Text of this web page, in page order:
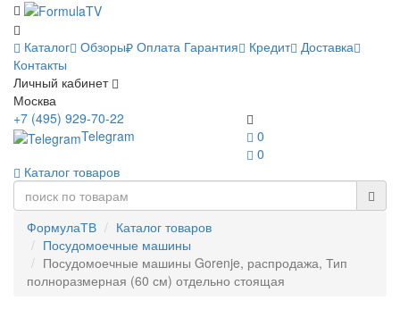
Каталог Обзоры Оплата Гарантия Кредит Доставка
Контакты
Личный кабинет
Москва
0
0
+7 (495) 929-70-22
Telegram
Каталог товаров
ФормулаТВ
Каталог товаров
Посудомоечные машины
Посудомоечные машины Gorenje, распродажа, Тип
полноразмерная (60 см) отдельно стоящая